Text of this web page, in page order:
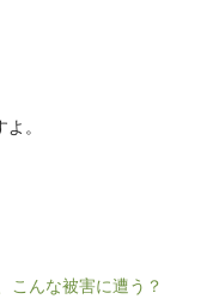
。
こんな被害に遭う？